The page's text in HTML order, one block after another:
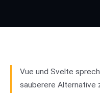
Vue und Svelte
sauberere Alternative